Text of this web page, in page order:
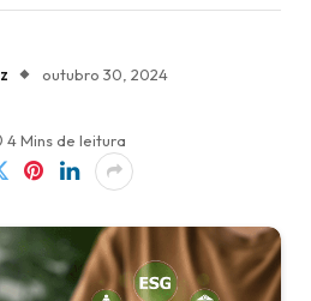
outubro 30, 2024
4 Mins de leitura